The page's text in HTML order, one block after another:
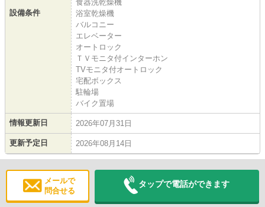
設備条件
食器洗乾燥機
浴室乾燥機
バルコニー
エレベーター
オートロック
ＴＶモニタ付インターホン
TVモニタ付オートロック
宅配ボックス
駐輪場
バイク置場
情報更新日 2026年07月31日
更新予定日 2026年08月14日
メールで
問合せる
タップで電話ができます